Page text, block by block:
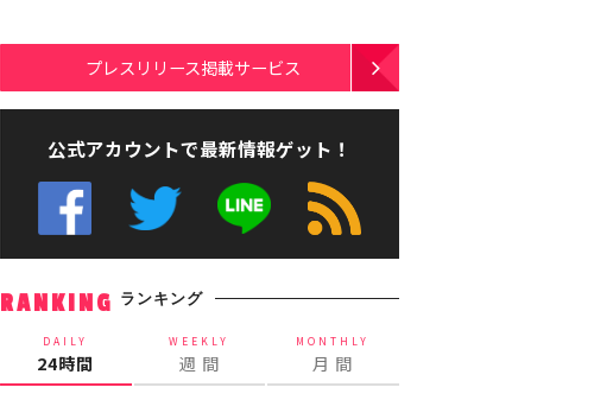
プレスリリース掲載サービス
公式アカウントで最新情報ゲット！
RANKING ランキング
DAILY
24時間
WEEKLY
週 間
MONTHLY
月 間